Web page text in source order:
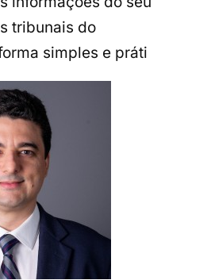
tribunais do
simples e práti